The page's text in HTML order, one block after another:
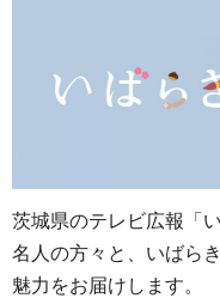
茨城県のテレビ広報「
名人の方々と、いばら
魅力をお届けします。